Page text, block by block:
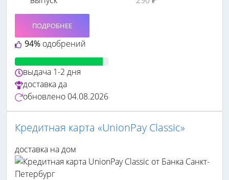
94% одобрений
ПОДРОБНЕЕ
выдача 1-2 дня
доставкада
обновлено 04.08.2026
Кредитная карта «UnionPay Classic»
доставка на дом